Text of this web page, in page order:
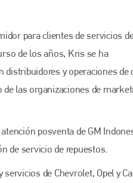
para clientes de servicios
de los años, Kris se ha
distribuidores y operaciones de
de las organizaciones de
posventa de GM
de servicio de repuestos.
de Chevrolet, Opel y